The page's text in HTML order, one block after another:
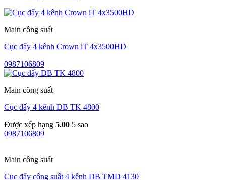
Main công suất
Cục đẩy 4 kênh Crown iT 4x3500HD
0987106809
Main công suất
Cục đẩy 4 kênh DB TK 4800
Được xếp hạng 5.00 5 sao
0987106809
Main công suất
Cục đẩy công suất 4 kênh DB TMD 4130